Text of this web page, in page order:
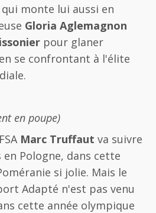
monte lui aussi en
Gloria Aglemagnon
pour glaner
se confrontant à l'élite
en poupe)
Marc Truffaut va suivre
Pologne, dans cette
si jolie. Mais le
Adapté n'est pas venu
cette année olympique